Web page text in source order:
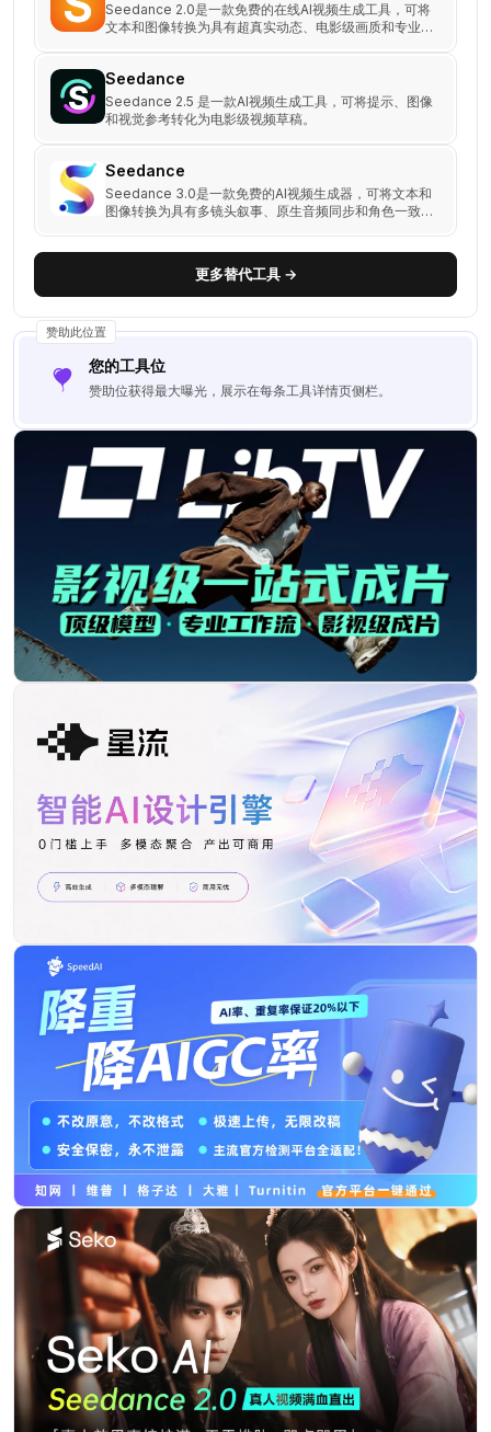
Seedance 2.0是一款免费的在线AI视频生成工具，可将
文本和图像转换为具有超真实动态、电影级画质和专业级
Seedance
Seedance 2.5 是一款AI视频生成工具，可将提示、图像
和视觉参考转化为电影级视频草稿。
Seedance
Seedance 3.0是一款免费的AI视频生成器，可将文本和
图像转换为具有多镜头叙事、原生音频同步和角色一致性
更多替代工具 →
赞助此位置
您的工具位
赞助位获得最大曝光，展示在每条工具详情页侧栏。